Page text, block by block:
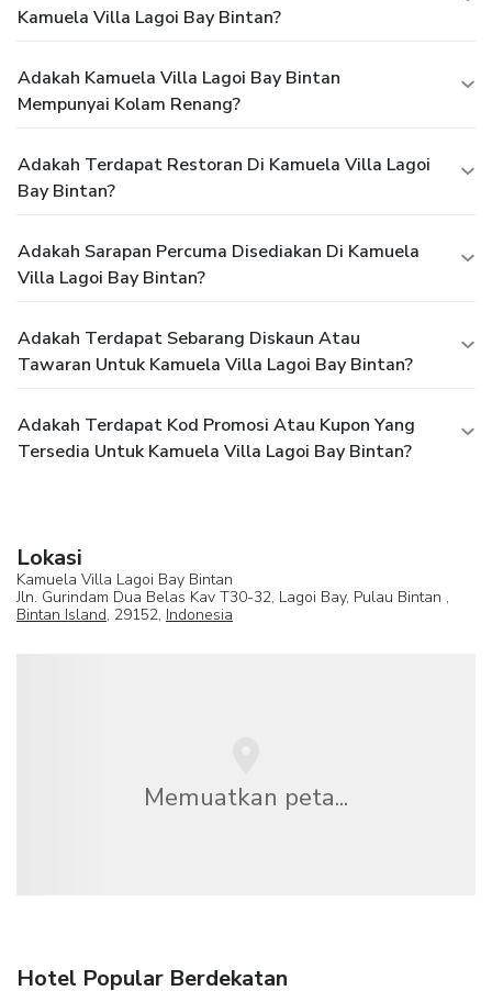
Kamuela Villa Lagoi Bay Bintan?
Adakah Kamuela Villa Lagoi Bay Bintan
Mempunyai Kolam Renang?
Adakah Terdapat Restoran Di Kamuela Villa Lagoi
Bay Bintan?
Adakah Sarapan Percuma Disediakan Di Kamuela
Villa Lagoi Bay Bintan?
Adakah Terdapat Sebarang Diskaun Atau
Tawaran Untuk Kamuela Villa Lagoi Bay Bintan?
Adakah Terdapat Kod Promosi Atau Kupon Yang
Tersedia Untuk Kamuela Villa Lagoi Bay Bintan?
Lokasi
Kamuela Villa Lagoi Bay Bintan
Jln. Gurindam Dua Belas Kav T30-32, Lagoi Bay, Pulau Bintan ,
Bintan Island, 29152, Indonesia
Memuatkan peta...
Hotel Popular Berdekatan